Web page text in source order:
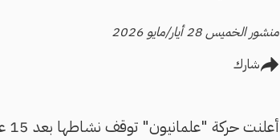
منشور الخميس 28 أيار/مايو 2026
شارك